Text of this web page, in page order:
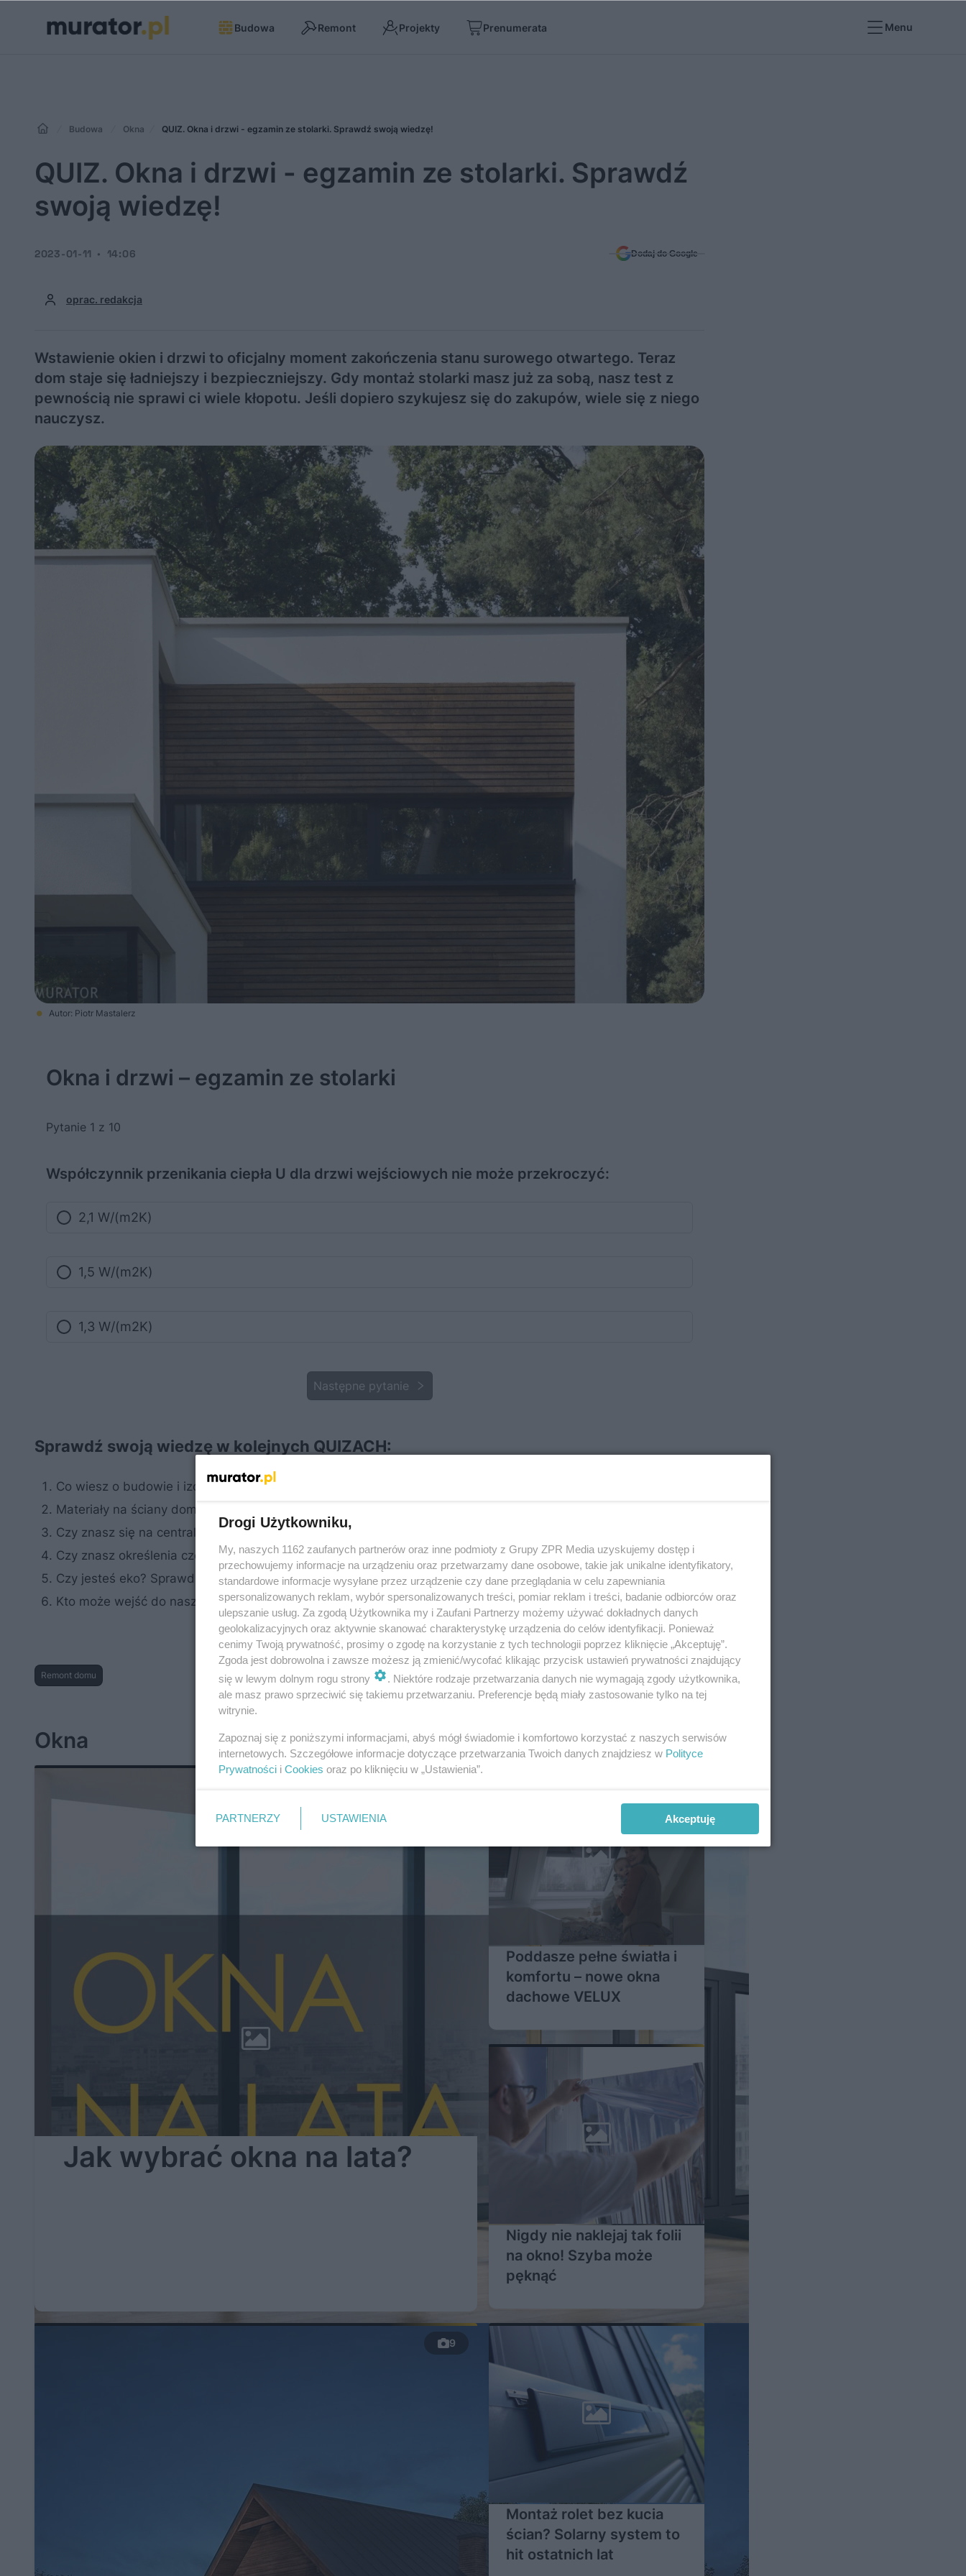
Budowa Remont Projekty Prenumerata Menu
Budowa Okna QUIZ. Okna i drzwi - egzamin ze stolarki. Sprawdź swoją wiedzę!
QUIZ. Okna i drzwi - egzamin ze stolarki. Sprawdź
swoją wiedzę!
oprac. redakcja
2023-01-11 14:06 Dodaj do Google
Wstawienie okien i drzwi to oficjalny moment zakończenia stanu surowego otwartego. Teraz
dom staje się ładniejszy i bezpieczniejszy. Gdy montaż stolarki masz już za sobą, nasz test z
pewnością nie sprawi ci wiele kłopotu. Jeśli dopiero szykujesz się do zakupów, wiele się z niego
nauczysz.
Autor: Piotr Mastalerz
Okna i drzwi – egzamin ze stolarki
Pytanie 1 z 10
Współczynnik przenikania ciepła U dla drzwi wejściowych nie może przekroczyć:
2,1 W/(m2K)
1,5 W/(m2K)
1,3 W/(m2K)
Następne pytanie
Sprawdź swoją wiedzę w kolejnych QUIZACH:
Co wiesz o budowie i izolacji fundamentów?
Materiały na ściany domu – czy wiesz z czego i jak budować?
Czy znasz się na centralnym ogrzewaniu?
Czy znasz określenia często używane przez budowlańców?
Czy jesteś eko? Sprawdź, co wiesz o ekologii?
Kto może wejść do naszego domu bez pozwolenia?
Remont domu
Okna
Jak wybrać okna na lata?
9
Poddasze pełne światła i
komfortu – nowe okna
dachowe VELUX
Nigdy nie naklejaj tak folii
na okno! Szyba może
pęknąć
Montaż rolet bez kucia
ścian? Solarny system to
hit ostatnich lat
Drogi Użytkowniku,
My, naszych 1162 zaufanych partnerów oraz inne podmioty z Grupy ZPR Media uzyskujemy dostęp i
przechowujemy informacje na urządzeniu oraz przetwarzamy dane osobowe, takie jak unikalne identyfikatory,
standardowe informacje wysyłane przez urządzenie czy dane przeglądania w celu zapewniania
spersonalizowanych reklam, wybór spersonalizowanych treści, pomiar reklam i treści, badanie odbiorców oraz
ulepszanie usług. Za zgodą Użytkownika my i Zaufani Partnerzy możemy używać dokładnych danych
geolokalizacyjnych oraz aktywnie skanować charakterystykę urządzenia do celów identyfikacji. Ponieważ
cenimy Twoją prywatność, prosimy o zgodę na korzystanie z tych technologii poprzez kliknięcie „Akceptuję”.
Zgoda jest dobrowolna i zawsze możesz ją zmienić/wycofać klikając przycisk ustawień prywatności znajdujący
się w lewym dolnym rogu strony
. Niektóre rodzaje przetwarzania danych nie wymagają zgody użytkownika,
ale masz prawo sprzeciwić się takiemu przetwarzaniu. Preferencje będą miały zastosowanie tylko na tej
witrynie.
Zapoznaj się z poniższymi informacjami, abyś mógł świadomie i komfortowo korzystać z naszych serwisów
internetowych. Szczegółowe informacje dotyczące przetwarzania Twoich danych znajdziesz w Polityce
Prywatności i Cookies oraz po kliknięciu w „Ustawienia”.
PARTNERZY USTAWIENIA Akceptuję